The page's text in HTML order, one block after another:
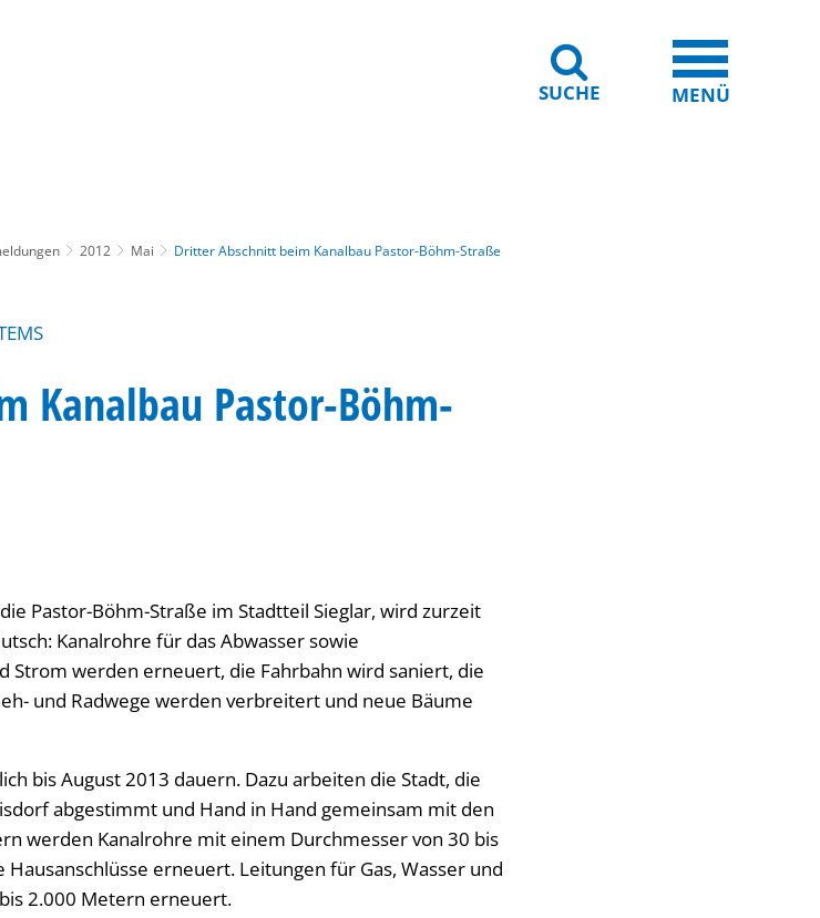
SUCHE MENÜ
2012 Mai Dritter Abschnitt beim Kanalbau Pastor-Böhm-Straße
Kanalbau Pastor-Böhm-
Pastor-Böhm-Straße im Stadtteil Sieglar, wird zurzeit
Kanalrohre für das Abwasser sowie
Strom werden erneuert, die Fahrbahn wird saniert, die
und Radwege werden verbreitert und neue Bäume
bis August 2013 dauern. Dazu arbeiten die Stadt, die
abgestimmt und Hand in Hand gemeinsam mit den
werden Kanalrohre mit einem Durchmesser von 30 bis
erneuert. Leitungen für Gas, Wasser und
2.000 Metern erneuert.